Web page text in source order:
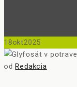
18okt2025
odRedakcia